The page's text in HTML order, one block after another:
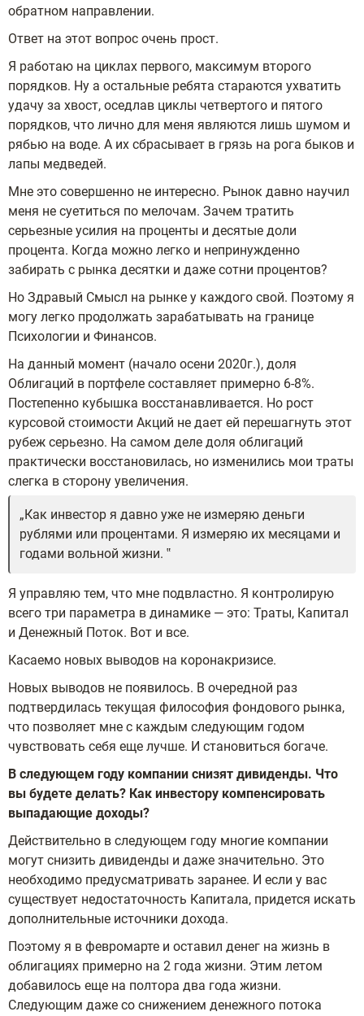
обратном направлении.
Ответ на этот вопрос очень прост.
Я работаю на циклах первого, максимум второго
порядков. Ну а остальные ребята стараются ухватить
удачу за хвост, оседлав циклы четвертого и пятого
порядков, что лично для меня являются лишь шумом и
рябью на воде. А их сбрасывает в грязь на рога быков и
лапы медведей.
Мне это совершенно не интересно. Рынок давно научил
меня не суетиться по мелочам. Зачем тратить
серьезные усилия на проценты и десятые доли
процента. Когда можно легко и непринужденно
забирать с рынка десятки и даже сотни процентов?
Но Здравый Смысл на рынке у каждого свой. Поэтому я
могу легко продолжать зарабатывать на границе
Психологии и Финансов.
На данный момент (начало осени 2020г.), доля
Облигаций в портфеле составляет примерно 6-8%.
Постепенно кубышка восстанавливается. Но рост
курсовой стоимости Акций не дает ей перешагнуть этот
рубеж серьезно. На самом деле доля облигаций
практически восстановилась, но изменились мои траты
слегка в сторону увеличения.
Как инвестор я давно уже не измеряю деньги
рублями или процентами. Я измеряю их месяцами и
годами вольной жизни.
Я управляю тем, что мне подвластно. Я контролирую
всего три параметра в динамике — это: Траты, Капитал
и Денежный Поток. Вот и все.
Касаемо новых выводов на коронакризисе.
Новых выводов не появилось. В очередной раз
подтвердилась текущая философия фондового рынка,
что позволяет мне с каждым следующим годом
чувствовать себя еще лучше. И становиться богаче.
В следующем году компании снизят дивиденды. Что
вы будете делать? Как инвестору компенсировать
выпадающие доходы?
Действительно в следующем году многие компании
могут снизить дивиденды и даже значительно. Это
необходимо предусматривать заранее. И если у вас
существует недостаточность Капитала, придется искать
дополнительные источники дохода.
Поэтому я в февромарте и оставил денег на жизнь в
облигациях примерно на 2 года жизни. Этим летом
добавилось еще на полтора два года жизни.
Следующим даже со снижением денежного потока